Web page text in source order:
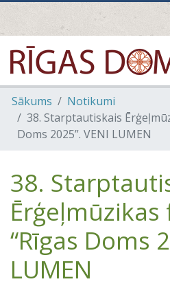
Sākums
Notikumi
38. Starptautiskais
Doms 2025”. VENI LUMEN
38.
Ērģeļmūzikas
“Rīgas Doms
LUMEN